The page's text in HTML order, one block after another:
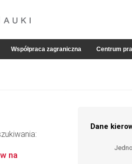
Współpraca zagraniczna Centrum
Dane
na